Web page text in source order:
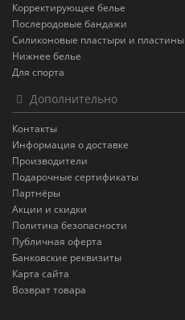
Корректирующее белье
Послеродовые бандажи
Силиконовые пластыри и пластины
Нижнее белье
Для спорта
Дополнительно
Контакты
Информация о доставке
Производители
Подарочные сертификаты
Партнёры
Акции и скидки
Политика безопасности
Публичная оферта
Банковские реквизиты
Карта сайта
Возврат товара